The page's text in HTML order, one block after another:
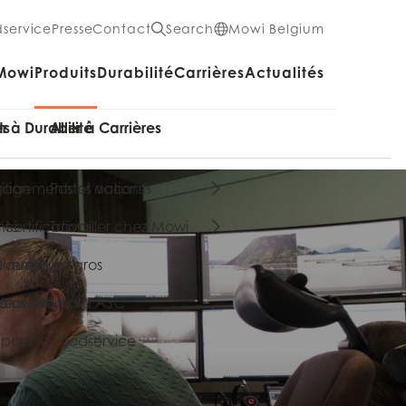
PresseContact Search Mowi Belgium
Produits
en gros
value
pour le Foodservice
marques
produits
Durabilité
à Durabilité
et actions
certifications
de bord ASC
Carrières
Aller à Carrières
Postes vacants
Travailler chez Mowi
Actualités